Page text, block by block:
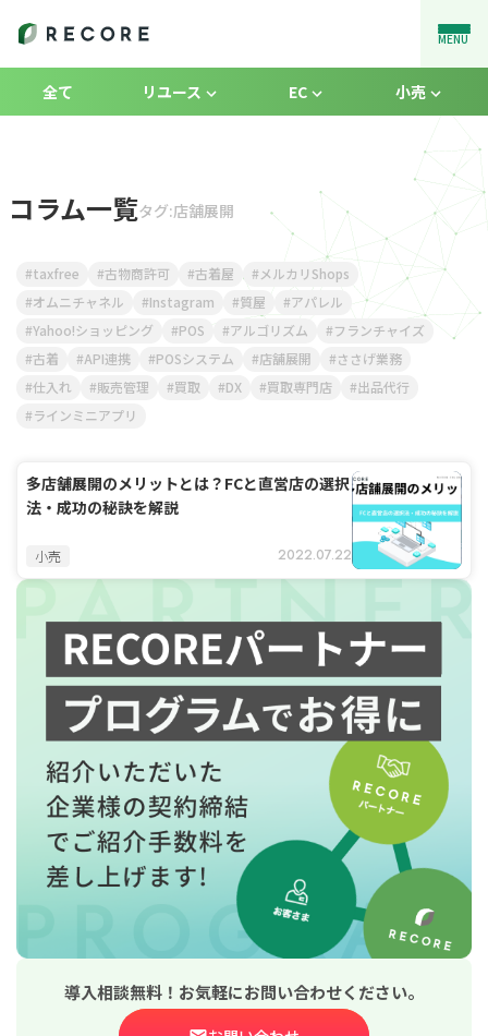
MENU
コラム一覧タグ:店舗展開
taxfree 古物商許可 古着屋
メルカリShops
オムニチャネル
Instagram 質屋
アパレル
Yahoo!ショッピング
POS アルゴリズム
フランチャイズ
古着
API連携 POSシステム 店舗展開
ささげ業務
仕入れ
販売管理 買取 DX 買取専門店
出品代行
ラインミニアプリ
全て リユース EC 小売
多店舗展開のメリットとは？FCと直営店の選択
法・成功の秘訣を解説
小売 2022.07.22
導入相談無料！お気軽にお問い合わせください。